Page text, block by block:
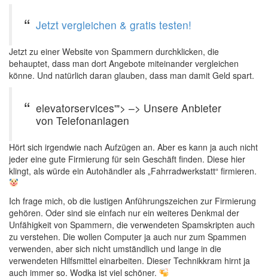
Jetzt vergleichen & gratis testen!
Jetzt zu einer Website von Spammern durchklicken, die
behauptet, dass man dort Angebote miteinander vergleichen
könne. Und natürlich daran glauben, dass man damit Geld spart.
elevatorservices'"> –> Unsere Anbieter
von Telefonanlagen
Hört sich irgendwie nach Aufzügen an. Aber es kann ja auch nicht
jeder eine gute Firmierung für sein Geschäft finden. Diese hier
klingt, als würde ein Autohändler als „Fahrradwerkstatt“ firmieren.
Ich frage mich, ob die lustigen Anführungszeichen zur Firmierung
gehören. Oder sind sie einfach nur ein weiteres Denkmal der
Unfähigkeit von Spammern, die verwendeten Spamskripten auch
zu verstehen. Die wollen Computer ja auch nur zum Spammen
verwenden, aber sich nicht umständlich und lange in die
verwendeten Hilfsmittel einarbeiten. Dieser Technikkram hirnt ja
auch immer so. Wodka ist viel schöner.